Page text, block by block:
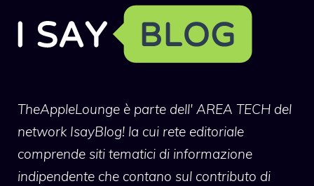
TheAppleLounge è parte dell' AREA TECH del
network IsayBlog! la cui rete editoriale
comprende siti tematici di informazione
indipendente che contano sul contributo di